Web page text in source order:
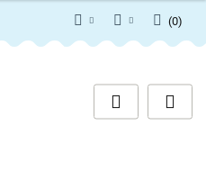
Zarejestruj się
Dodaj zgłoszenie
(0)